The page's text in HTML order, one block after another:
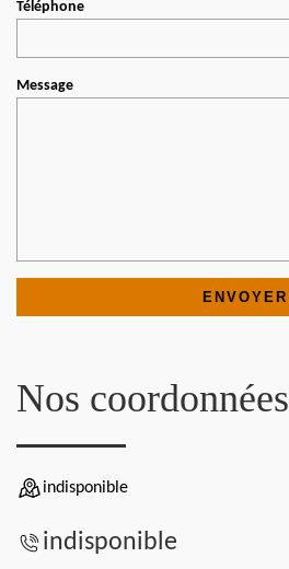
Téléphone
Message
Nos coordonnées
indisponible
indisponible